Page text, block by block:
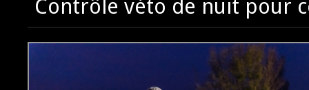
Contrôle véto de nuit pour